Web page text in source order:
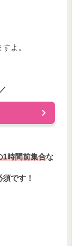
よ。
1時間前集合な
です！